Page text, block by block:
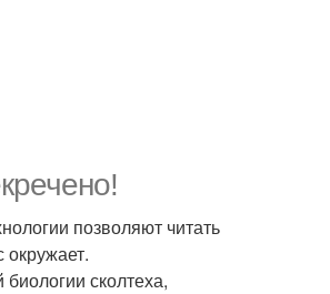
позволяют читать
сколтеха,